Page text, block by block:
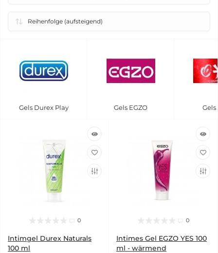
Gels Durex Play Gels EGZO Gels
0
Intimgel Durex Naturals
100 ml
0
Intimes Gel EGZO YES 100
ml - wärmend